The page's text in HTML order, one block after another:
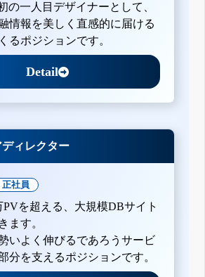
の一人目デザイナーとして、
情報を美しく直感的に届ける
るポジションです。
Detail
ィレクター
正社員
PVを超える、大規模DBサイト
ます。
いよく伸びるであろうサービ
分を支えるポジションです。